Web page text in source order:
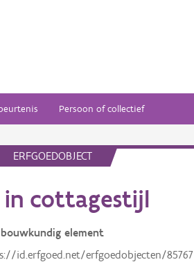
Persoon of collectief
ERFGOEDOBJECT
in cottagestijl
bouwkundig element
id.erfgoed.net/erfgoedobjecten/85767